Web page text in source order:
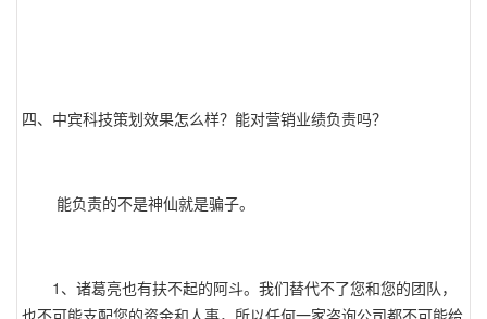
四、中宾科技策划效果怎么样？能对营销业绩负责吗？
能负责的不是神仙就是骗子。
1、诸葛亮也有扶不起的阿斗。我们替代不了您和您的团队，